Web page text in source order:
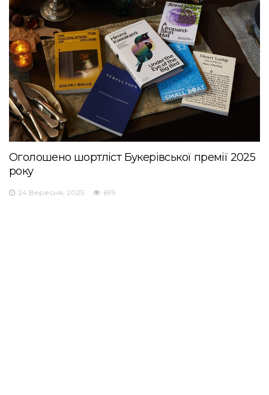
Оголошено шортліст Букерівської премії 2025
року
24 Вересня, 2025 699